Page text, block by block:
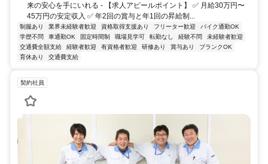
来の安心を手にいれる - 【求人アピールポイント】 ✅ 月給30万円〜
45万円の安定収入 ✅ 年2回の賞与と年1回の昇給制...
制服あり 業界未経験者歓迎 資格取得支援あり フリーター歓迎
バイク通勤OK
学歴不問
車通勤OK 固定時間制 職場見学可 転勤なし 経験不問
未経験者歓迎
交通費全額支給
経験者歓迎 有資格者歓迎 研修あり 賞与あり
ブランクOK
育休あり
交通費支給
契約社員